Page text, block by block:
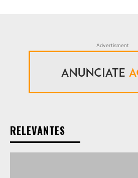
Advertisment
RELEVANTES